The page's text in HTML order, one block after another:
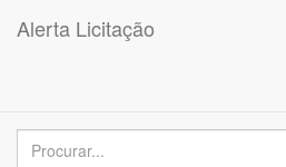
Alerta Licitação